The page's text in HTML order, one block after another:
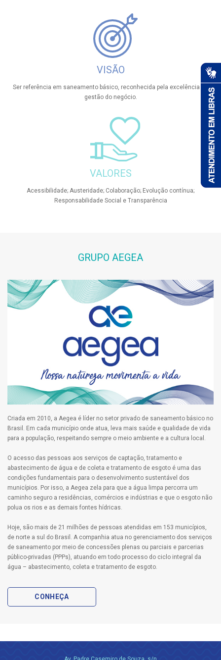
VISÃO
Ser referência em saneamento básico, reconhecida pela excelência na
gestão do negócio.
VALORES
Acessibilidade; Austeridade; Colaboração; Evolução contínua;
Responsabilidade Social e Transparência
GRUPO AEGEA
Criada em 2010, a Aegea é líder no setor privado de saneamento básico no
Brasil. Em cada município onde atua, leva mais saúde e qualidade de vida
para a população, respeitando sempre o meio ambiente e a cultura local.
O acesso das pessoas aos serviços de captação, tratamento e
abastecimento de água e de coleta e tratamento de esgoto é uma das
condições fundamentais para o desenvolvimento sustentável dos
municípios. Por isso, a Aegea zela para que a água limpa percorra um
caminho seguro a residências, comércios e indústrias e que o esgoto não
polua os rios e as demais fontes hídricas.
Hoje, são mais de 21 milhões de pessoas atendidas em 153 municípios,
de norte a sul do Brasil. A companhia atua no gerenciamento dos serviços
de saneamento por meio de concessões plenas ou parciais e parcerias
público-privadas (PPPs), atuando em todo processo do ciclo integral da
água – abastecimento, coleta e tratamento de esgoto.
CONHEÇA